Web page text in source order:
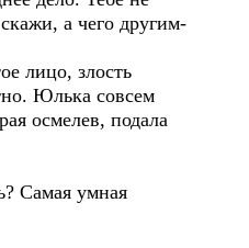
а чего другим-
лицо, злость
Юлька совсем
осмелев, подала
Самая умная